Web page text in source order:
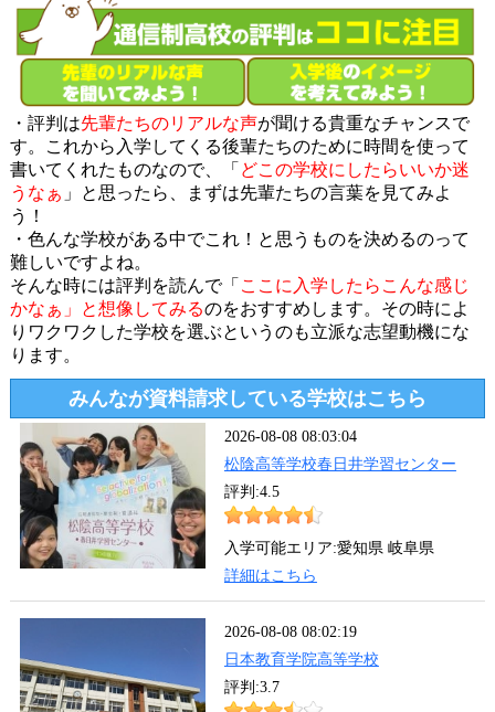
・評判は先輩たちのリアルな声が聞ける貴重なチャンスで
す。これから入学してくる後輩たちのために時間を使って
書いてくれたものなので、「 どこの学校にしたらいいか迷
うなぁ 」と思ったら、まずは先輩たちの言葉を見てみよ
う！
・色んな学校がある中でこれ！と思うものを決めるのって
難しいですよね。
そんな時には評判を読んで「 ここに入学したらこんな感じ
かなぁ」と想像してみるのをおすすめします。その時によ
りワクワクした学校を選ぶというのも立派な志望動機にな
ります。
みんなが資料請求している学校はこちら